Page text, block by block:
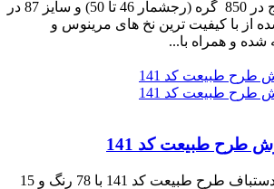
ابریشم به ابعاد 570 رج در 850 گره (رجشمار 46 تا 50) و سایز 87 در
شده از با کیفیت ترین نخ های مرینوس و
شده و همراه با...
طرح طبیعت کد 141
نخ و نقشه تابلوفرش دستباف طرح طبیعت کد 141 با 78 رنگ و 15